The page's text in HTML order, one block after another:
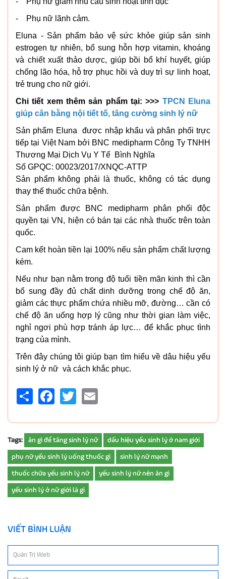
- Phụ nữ lãnh cảm.
Eluna - Sản phẩm bảo vệ sức khỏe giúp sản sinh
estrogen tự nhiên, bổ sung hỗn hợp vitamin, khoáng
và chiết xuất thảo dược, giúp bồi bổ khí huyết, giúp
chống lão hóa, hỗ trợ phục hồi và duy trì sự linh hoạt,
trẻ trung cho nữ giới.
Chi tiết xem thêm sản phẩm tại: >>> TPCN Eluna
giúp cân bằng nội tiết tố, tăng cường sinh lý nữ
Sản phẩm Eluna được nhập khẩu và phân phối trực
tiếp tại Việt Nam bởi BNC medipharm Công Ty TNHH
Thương Mại Dịch Vụ Y Tế Bình Nghĩa
Số GPQC: 00023/2017/XNQC-ATTP
Sản phẩm không phải là thuốc, không có tác dụng
thay thế thuốc chữa bệnh.
Sản phẩm được BNC medipharm phân phối độc
quyền tại VN, hiện có bán tại các nhà thuốc trên toàn
quốc.
Cam kết hoàn tiền lại 100% nếu sản phẩm chất lượng
kém.
Nếu như bạn nằm trong độ tuổi tiền mãn kinh thì cần
bổ sung đầy đủ chất dinh dưỡng trong chế độ ăn,
giảm các thực phẩm chứa nhiều mỡ, đường… cần có
chế độ ăn uống hợp lý cũng như thời gian làm việc,
nghỉ ngơi phù hợp tránh áp lực… để khắc phục tình
trạng của mình.
Trên đây chúng tôi giúp bạn tìm hiểu về dâu hiệu yếu
sinh lý ở nữ và cách khắc phục.
Share FacebookTwitter
Tags: ăn gì để tăng sinh lý nữ dấu hiệu yếu sinh lý ở nam giới
phụ nữ yếu sinh lý uống thuốc gì sinh lý nữ mạnh
thuốc chữa yếu sinh lý nữ yếu sinh lý nữ nên ăn gì
yếu sinh lý ở nữ giới là gì
VIẾT BÌNH LUẬN